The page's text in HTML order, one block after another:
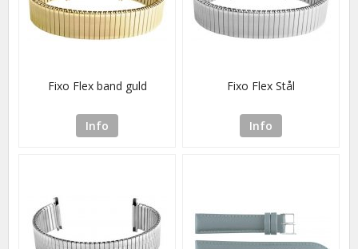
Fixo Flex band guld
Info
Fixo Flex Stål
Info